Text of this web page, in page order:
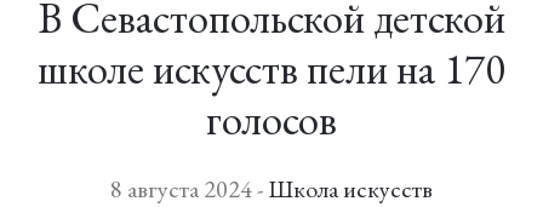
В Севастопольской детской
школе искусств пели на 170
голосов
8 августа 2024 -Школа искусств